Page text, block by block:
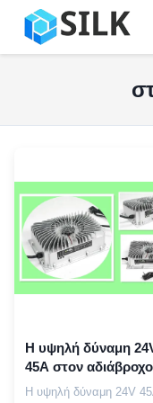
Η υψηλή δύναμη
45A στον αδιάβροχο
φορτιστή IP65 IP66
Η υψηλή δύναμη 24V